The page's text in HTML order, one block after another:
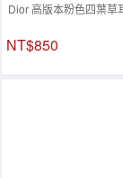
Dior 高版本粉色四葉草
NT$850